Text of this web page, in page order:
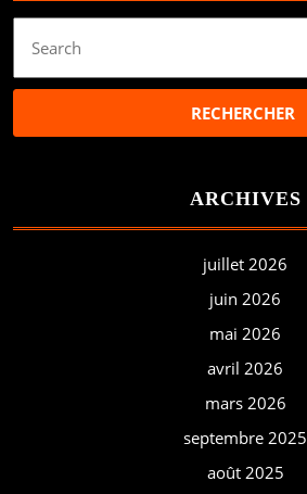
for:
ARCHIVES
juillet 2026
juin 2026
mai 2026
avril 2026
mars 2026
septembre 2025
août 2025